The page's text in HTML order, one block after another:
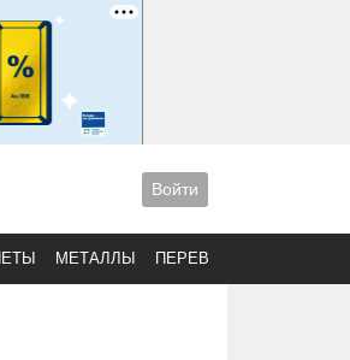
Войти
МЕТАЛЛЫ ПЕРЕВОДЫ